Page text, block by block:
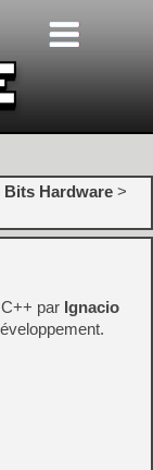
Bits Hardware >
par Ignacio